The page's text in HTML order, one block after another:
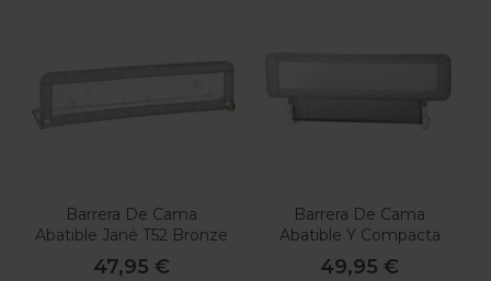
Barrera De Cama
Abatible Jané T52 Bronze
47,95 €
Barrera De Cama
Abatible Y Compacta
Jané S58 Star
49,95 €